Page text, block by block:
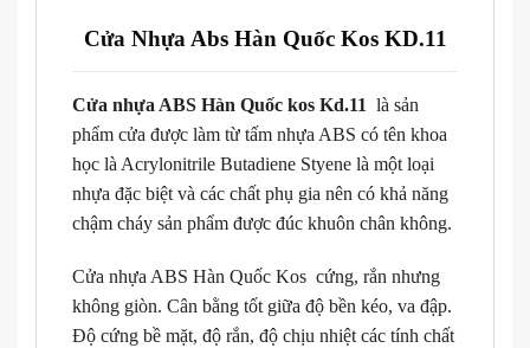
Cửa Nhựa Abs Hàn Quốc Kos KD.11
Cửa nhựa ABS Hàn Quốc kos Kd.11 là sản
phẩm cửa được làm từ tấm nhựa ABS có tên khoa
học là Acrylonitrile Butadiene Styene là một loại
nhựa đặc biệt và các chất phụ gia nên có khả năng
chậm cháy sản phẩm được đúc khuôn chân không.
Cửa nhựa ABS Hàn Quốc Kos cứng, rắn nhưng
không giòn. Cân bằng tốt giữa độ bền kéo, va đập.
Độ cứng bề mặt, độ rắn, độ chịu nhiệt các tính chất